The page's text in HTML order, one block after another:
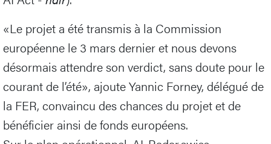
«Le projet a été transmis à la Commission
européenne le 3 mars dernier et nous devons
désormais attendre son verdict, sans doute pour le
courant de l’été», ajoute Yannic Forney, délégué de
la FER, convaincu des chances du projet et de
bénéficier ainsi de fonds européens.